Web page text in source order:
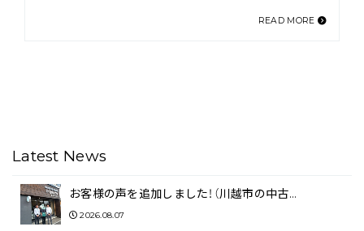
READ MORE
Latest News
お客様の声を追加しました！（川越市の中古…
2026.08.07